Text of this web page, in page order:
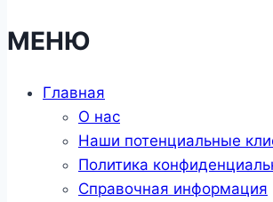
МЕНЮ
Главная
О нас
Наши потенциальные
Политика
Справочная информация